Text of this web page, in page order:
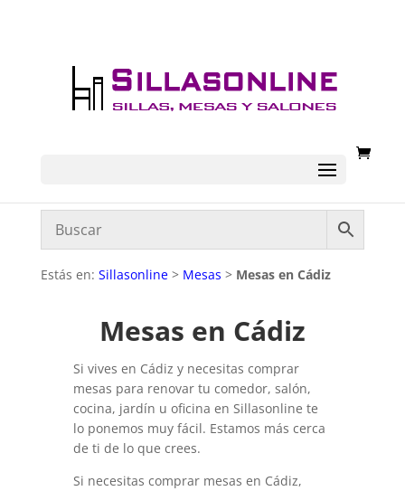
Estás en: Sillasonline> Mesas > Mesas en Cádiz
Mesas en Cádiz
Si vives en Cádiz y necesitas comprar
mesas para renovar tu comedor, salón,
cocina, jardín u oficina en Sillasonline te
lo ponemos muy fácil. Estamos más cerca
de ti de lo que crees.
Si necesitas comprar mesas en Cádiz,